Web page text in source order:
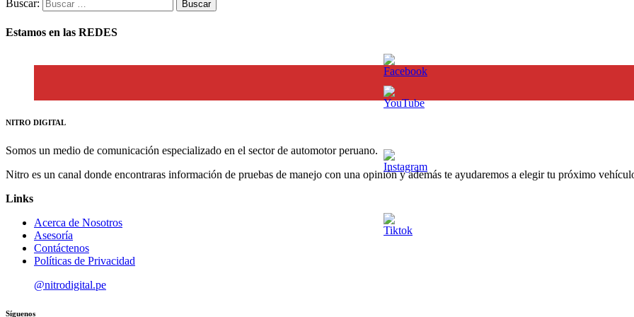
Buscar:
Estamos en las REDES
NITRO DIGITAL
Somos un medio de comunicación especializado en el sector de automotor peruano.
Nitro es un canal donde encontraras información de pruebas de manejo con una opinión y además te ayudaremos a elegir tu próximo
Links
Acerca de Nosotros
Asesoría
Contáctenos
Políticas de Privacidad
@nitrodigital.pe
Síguenos